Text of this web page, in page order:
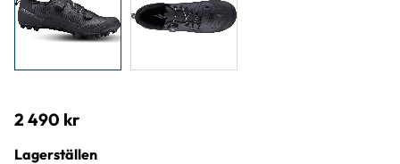
2 490 kr
Lagerställen